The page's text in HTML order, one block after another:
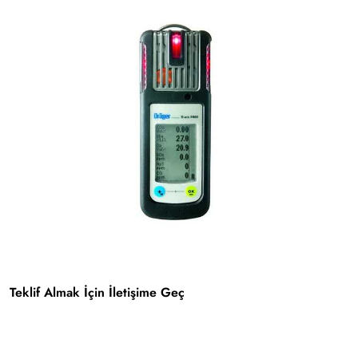
Teklif Almak İçin İletişime Geç